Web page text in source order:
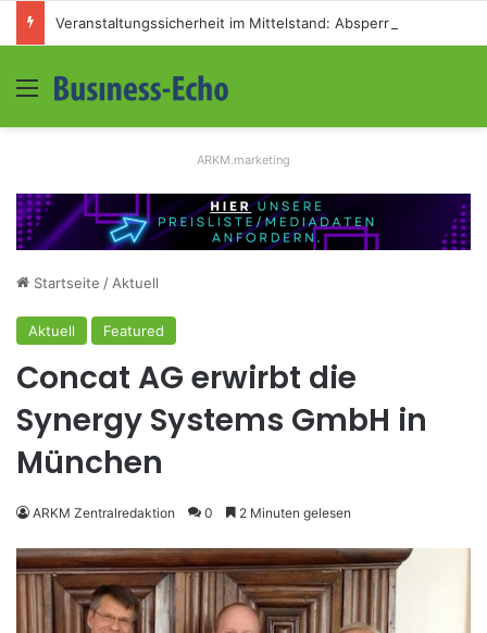
Menü
ARKM.marketing
Startseite / Aktuell
Aktuell Featured
Concat AG erwirbt die
Synergy Systems GmbH in
München
ARKM Zentralredaktion 0 2 Minuten gelesen